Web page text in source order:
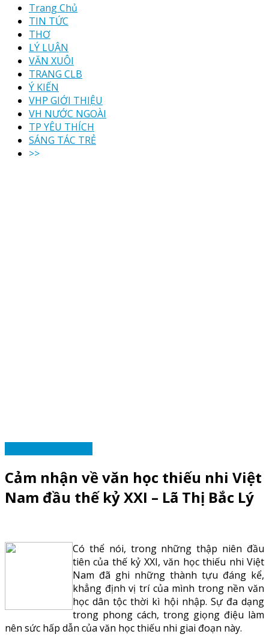
Trang Chủ
TIN TỨC
THƠ
LÝ LUẬN
VĂN XUÔI
TRANG CLB
Ý KIẾN
VHP GIỚI THIỆU
VH NƯỚC NGOÀI
TP YÊU THÍCH
SÁNG TÁC TRẺ
>>
Cảm nhận về văn học thiếu nhi Việt
Nam đầu thế kỷ XXI – Lã Thị Bắc Lý
Có thể nói, trong những thập niên đầu
tiên của thế kỷ XXI, văn học thiếu nhi Việt
Nam đã ghi những thành tựu đáng kể,
khẳng định vị trí của mình trong nền văn
học dân tộc thời kì hội nhập. Sự đa dạng
trong phong cách, trong giọng điệu làm
nên sức hấp dẫn của văn học thiếu nhi giai đoạn này.